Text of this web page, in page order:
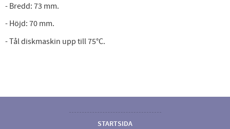
- Bredd: 73 mm.
- Höjd: 70 mm.
- Tål diskmaskin upp till 75°C.
STARTSIDA